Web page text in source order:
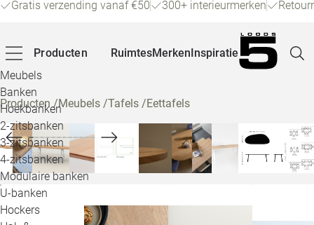
Gratis verzending vanaf €50 300+ interieurmerken
Producten
Meubels
Banken
Hoekbanken
2-zitsbanken
3-zitsbanken
4-zitsbanken
Modulaire banken
U-banken
Hockers
RuimtesMerkenInspiratie
Producten/Meubels /Tafels /Eettafels